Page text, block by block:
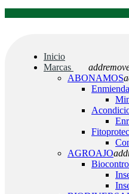
Inicio
Marcas
add
ABONAMOS
Enmienda
AGROAJOadd